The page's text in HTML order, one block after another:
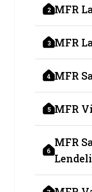
2 MFR
3 MFR
4 MFR
5 MFR
6
MFR